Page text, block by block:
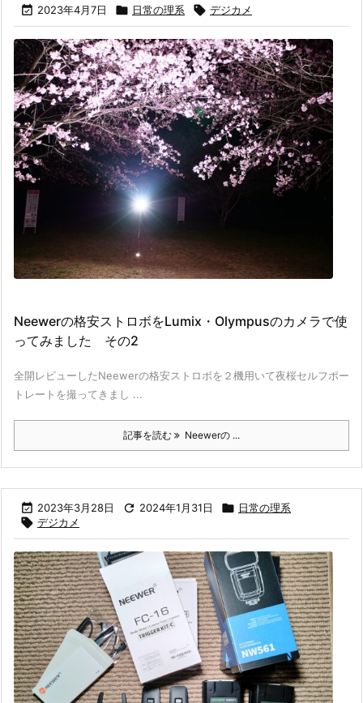
 2023年4月7日  日常の理系  デジカメ
Neewerの格安ストロボをLumix・Olympusのカメラで使
ってみました その2
全開レビューしたNeewerの格安ストロボを２機用いて夜桜セルフポー
トレートを撮ってきまし ...
記事を読む Neewerの ...
 2023年3月28日  2024年1月31日  日常の理系
 デジカメ